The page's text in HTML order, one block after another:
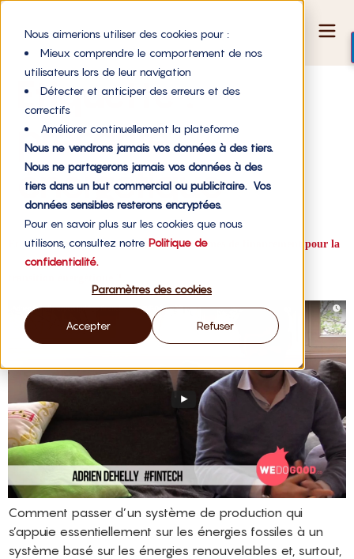
Nous aimerions utiliser des cookies pour :
Mieux comprendre le comportement de nos
utilisateurs lors de leur navigation
Détecter et anticiper des erreurs et des
correctifs
Améliorer continuellement la plateforme
Nous ne vendrons jamais vos données à des tiers.
Nous ne partagerons jamais vos données à des
tiers dans un but commercial ou publicitaire. Vos
données sensibles resterons encryptées.
Pour en savoir plus sur les cookies que nous
utilisons, consultez notre Politique de
confidentialité.
Paramètres des cookies
Accepter Refuser
Étiquette :
précarité
énergétique
Et si on développait de nouveaux mécanismes de financement pour la
Comment passer d’un système de production qui
s’appuie essentiellement sur les énergies fossiles à un
système basé sur les énergies renouvelables et, surtout,